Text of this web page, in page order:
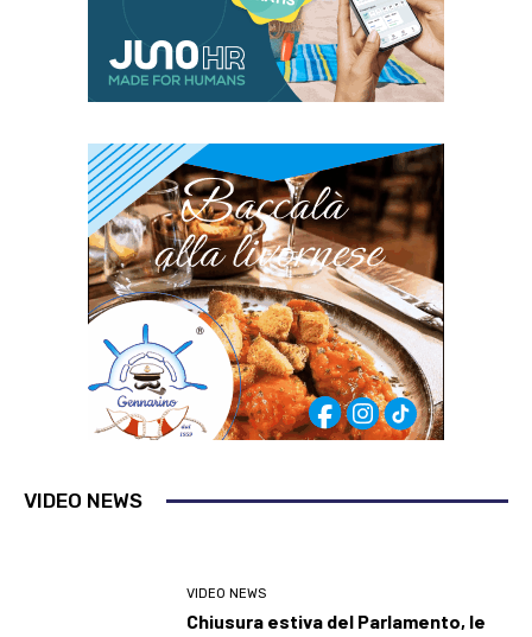
VIDEO NEWS
VIDEO NEWS
Chiusura estiva del Parlamento, le